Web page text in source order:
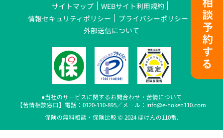
サイトマップ
WEBサイト利用規約
情報セキュリティポリシー
プライバシーポリシー
外部送信について
●当社のサービスに関するお問合わせ・苦情について
【苦情相談窓口】電話：0120-110-895／メール：info@e-hoken110.com
保険の無料相談・保険比較 © 2024 ほけんの110番.